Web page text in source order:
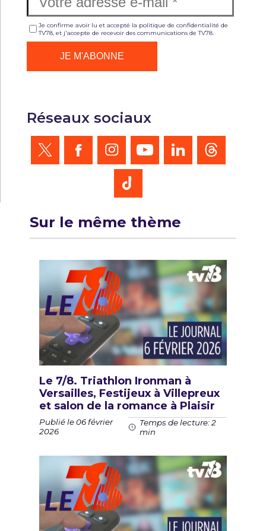
Je confirme avoir lu et accepté la politique de confidentialité de
TV78, et j'accepte de recevoir des communications de TV78.
Réseaux sociaux
Sur le même thème
Le 7/8. Triathlon Ironman à
Versailles, Festijeux à Villepreux
et salon de la romance à Plaisir
Publié le 06 février
2026
Temps de lecture: 2
min